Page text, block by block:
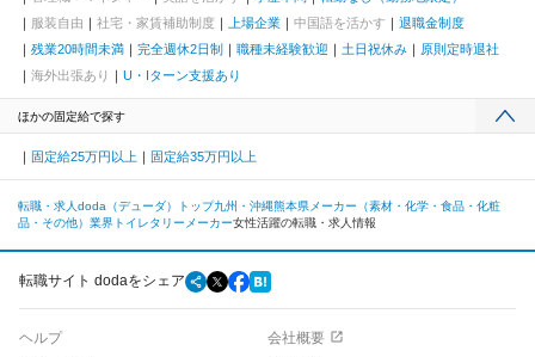
服装自由
社宅・家賃補助制度 上場企業 中国語を活かす
退職金制度
残業20時間未満
完全週休2日制 職種未経験歓迎 土日祝休み
原則定時退社
海外出張あり
U・Iターン支援あり
ほかの固定給で探す
固定給25万円以上 固定給35万円以上
転職・求人doda（デューダ）トップ九州・沖縄熊本県 メーカー（素材・化学・食品・化粧
品・その他）業界 トイレタリーメーカー女性活躍の転職・求人情報
転職サイト dodaをシェア
ヘルプ
会社概要